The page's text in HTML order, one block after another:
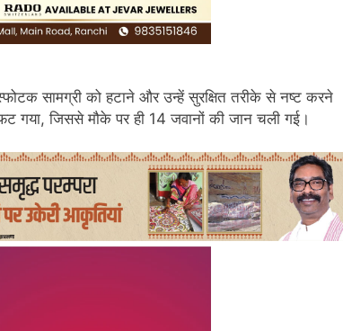
सामग्री को हटाने और उन्हें सुरक्षित तरीके से नष्ट करने
गया, जिससे मौके पर ही 14 जवानों की जान चली गई।